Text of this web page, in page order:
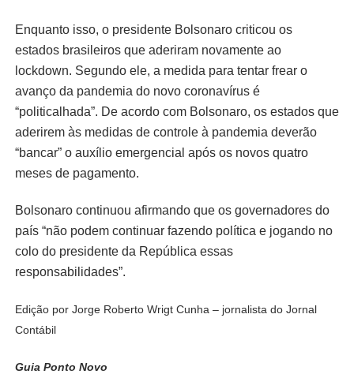
Enquanto isso, o presidente Bolsonaro criticou os
estados brasileiros que aderiram novamente ao
lockdown. Segundo ele, a medida para tentar frear o
avanço da pandemia do novo coronavírus é
“politicalhada”. De acordo com Bolsonaro, os estados que
aderirem às medidas de controle à pandemia deverão
“bancar” o auxílio emergencial após os novos quatro
meses de pagamento.
Bolsonaro continuou afirmando que os governadores do
país “não podem continuar fazendo política e jogando no
colo do presidente da República essas
responsabilidades”.
Edição por Jorge Roberto Wrigt Cunha – jornalista do Jornal
Contábil
Guia Ponto Novo